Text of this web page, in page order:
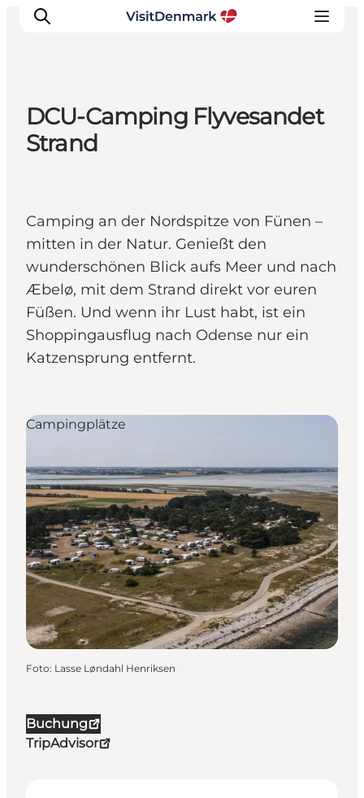
Inspiration
Reiseplanung
DCU-Camping Flyvesandet
Strand
Camping an der Nordspitze von Fünen –
mitten in der Natur. Genießt den
wunderschönen Blick aufs Meer und nach
Æbelø, mit dem Strand direkt vor euren
Füßen. Und wenn ihr Lust habt, ist ein
Shoppingausflug nach Odense nur ein
Katzensprung entfernt.
Buchung
TripAdvisor
Campingplätze
Foto: Lasse Løndahl Henriksen